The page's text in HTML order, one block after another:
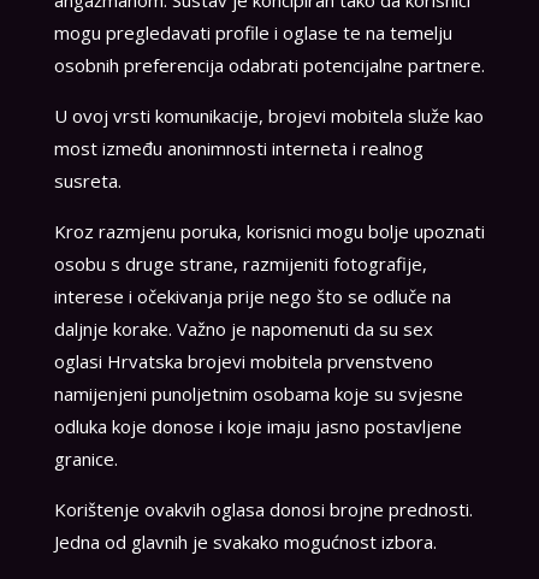
mogu pregledavati profile i oglase te na temelju
osobnih preferencija odabrati potencijalne partnere.
U ovoj vrsti komunikacije, brojevi mobitela služe kao
most između anonimnosti interneta i realnog
susreta.
Kroz razmjenu poruka, korisnici mogu bolje upoznati
osobu s druge strane, razmijeniti fotografije,
interese i očekivanja prije nego što se odluče na
daljnje korake. Važno je napomenuti da su sex
oglasi Hrvatska brojevi mobitela prvenstveno
namijenjeni punoljetnim osobama koje su svjesne
odluka koje donose i koje imaju jasno postavljene
granice.
Korištenje ovakvih oglasa donosi brojne prednosti.
Jedna od glavnih je svakako mogućnost izbora.